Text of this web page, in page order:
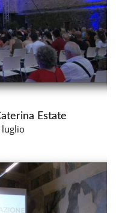
Estate
luglio